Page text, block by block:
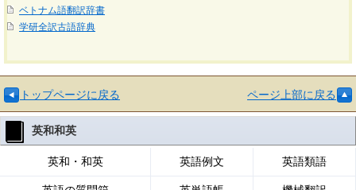
ベトナム語翻訳辞書
学研全訳古語辞典
トップページに戻る ページ上部に戻る
英和和英
英和・和英 英語例文 英語類語